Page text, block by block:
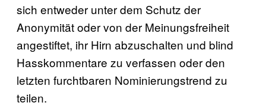
sich entweder unter dem Schutz der
Anonymität oder von der Meinungsfreiheit
angestiftet, ihr Hirn abzuschalten und blind
Hasskommentare zu verfassen oder den
letzten furchtbaren Nominierungstrend zu
teilen.